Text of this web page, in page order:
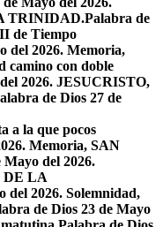
TRINIDAD.Palabra de
de Tiempo
del 2026. Memoria,
camino con doble
2026. JESUCRISTO,
de Dios 27 de
a la que pocos
Memoria, SAN
Mayo del 2026.
DE LA
del 2026. Solemnidad,
de Dios 23 de Mayo